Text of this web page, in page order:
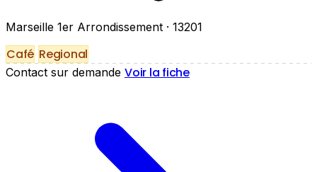
Marseille 1er Arrondissement · 13201
Café Regional
Contact sur demande Voir la fiche